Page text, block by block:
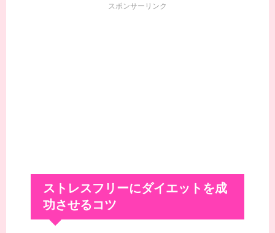
スポンサーリンク
ストレスフリーにダイエットを成
功させるコツ